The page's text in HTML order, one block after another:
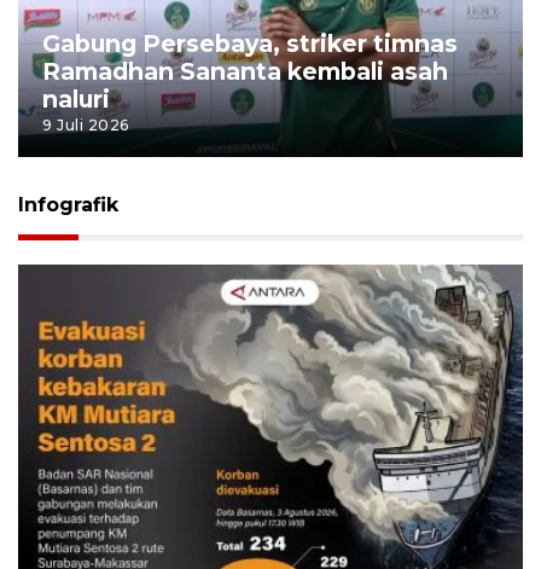
Gabung Persebaya, striker timnas
Ramadhan Sananta kembali asah
naluri
Infografik